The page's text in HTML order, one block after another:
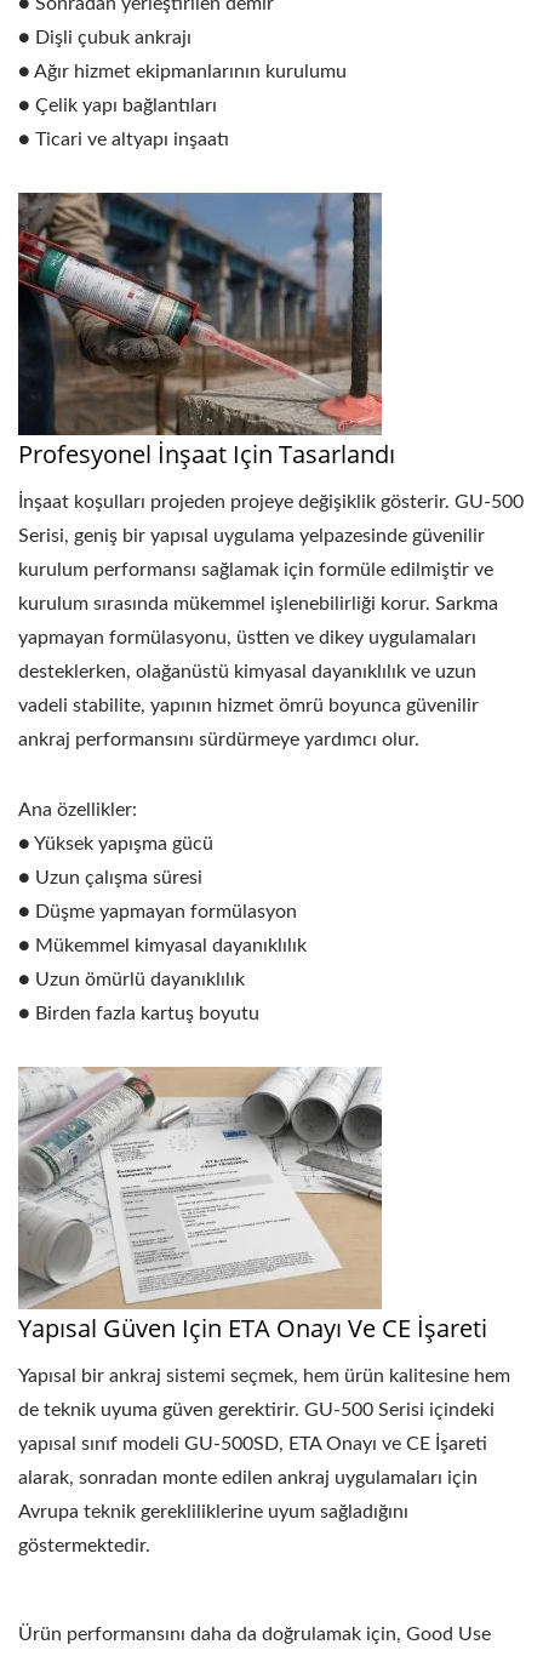
● Dişli çubuk ankrajı
● Ağır hizmet ekipmanlarının kurulumu
● Çelik yapı bağlantıları
● Ticari ve altyapı inşaatı
Profesyonel İnşaat Için Tasarlandı
İnşaat koşulları projeden projeye değişiklik gösterir. GU-500
Serisi, geniş bir yapısal uygulama yelpazesinde güvenilir
kurulum performansı sağlamak için formüle edilmiştir ve
kurulum sırasında mükemmel işlenebilirliği korur. Sarkma
yapmayan formülasyonu, üstten ve dikey uygulamaları
desteklerken, olağanüstü kimyasal dayanıklılık ve uzun
vadeli stabilite, yapının hizmet ömrü boyunca güvenilir
ankraj performansını sürdürmeye yardımcı olur.
Ana özellikler:
● Yüksek yapışma gücü
● Uzun çalışma süresi
● Düşme yapmayan formülasyon
● Mükemmel kimyasal dayanıklılık
● Uzun ömürlü dayanıklılık
● Birden fazla kartuş boyutu
Yapısal Güven Için ETA Onayı Ve CE İşareti
Yapısal bir ankraj sistemi seçmek, hem ürün kalitesine hem
de teknik uyuma güven gerektirir. GU-500 Serisi içindeki
yapısal sınıf modeli GU-500SD, ETA Onayı ve CE İşareti
alarak, sonradan monte edilen ankraj uygulamaları için
Avrupa teknik gerekliliklerine uyum sağladığını
göstermektedir.
Ürün performansını daha da doğrulamak için, Good Use